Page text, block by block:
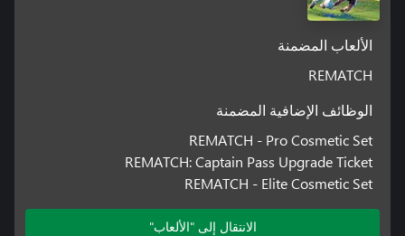
الألعاب المضمنة
REMATCH
الوظائف الإضافية المضمنة
REMATCH - Pro Cosmetic Set
REMATCH: Captain Pass Upgrade Ticket
REMATCH - Elite Cosmetic Set
الانتقال إلى "الألعاب"